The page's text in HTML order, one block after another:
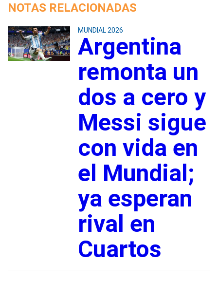
NOTAS RELACIONADAS
MUNDIAL 2026
Argentina
remonta un
dos a cero y
Messi sigue
con vida en
el Mundial;
ya esperan
rival en
Cuartos